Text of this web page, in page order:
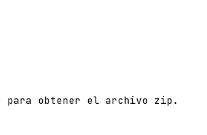
para obtener el archivo zip.